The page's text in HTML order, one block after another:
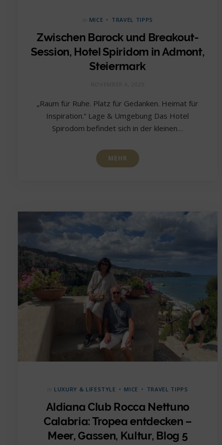
MICE TRAVEL TIPPS
Zwischen Barock und Breakout-
Session, Hotel Spiridom in Admont,
Steiermark
„Raum für Ruhe. Platz für Gedanken. Heimat für
Inspiration.“ Lage & Umgebung Das Hotel
Spirodom befindet sich in der kleinen…
MEHR
LUXURY & LIFESTYLE MICE TRAVEL TIPPS
Aldiana Club Rocca Nettuno
Calabria: Tropea entdecken –
Meer, Gassen, Kultur, Blog 5